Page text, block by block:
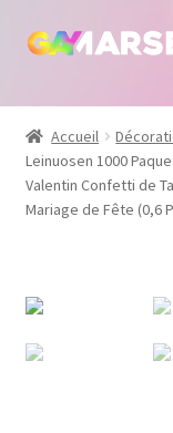
Aller
navigation
Aller
Boutique
Bijoux
Calendrier
Livres
Accueil
Leinuosen 1000
Valentin Confetti de
Mariage de Fête (0,6